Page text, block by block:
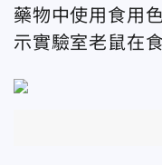
藥物中使用食用
示實驗室老鼠在